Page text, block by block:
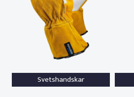
Svetshandskar